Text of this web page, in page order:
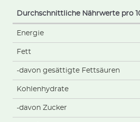
Durchschnittliche Nährwerte pro
Energie
Fett
-davon gesättigte Fettsäuren
Kohlenhydrate
-davon Zucker